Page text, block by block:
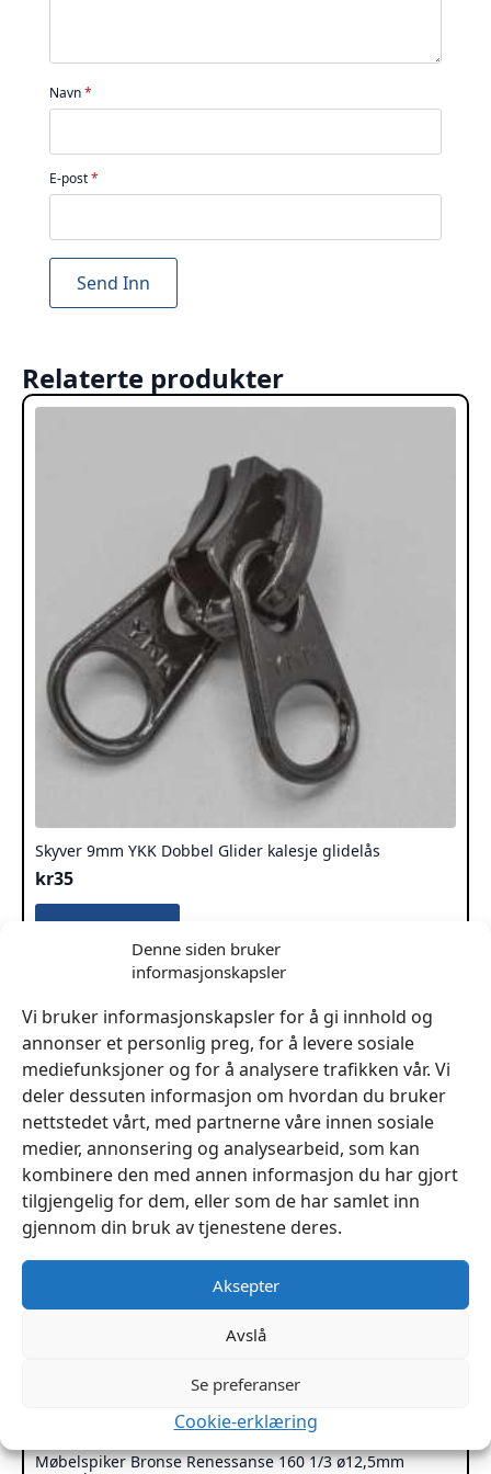
Denne siden bruker
informasjonskapsler
Vi bruker informasjonskapsler for å gi innhold og
annonser et personlig preg, for å levere sosiale
mediefunksjoner og for å analysere trafikken vår. Vi
deler dessuten informasjon om hvordan du bruker
nettstedet vårt, med partnerne våre innen sosiale
medier, annonsering og analysearbeid, som kan
kombinere den med annen informasjon du har gjort
tilgjengelig for dem, eller som de har samlet inn
gjennom din bruk av tjenestene deres.
Aksepter
Avslå
Se preferanser
Cookie-erklæring
Navn*
E-post*
Relaterte produkter
Skyver 9mm YKK Dobbel Glider kalesje glidelås
kr35
Velg Alternativ
varianter.
Alternativene
kan
velges
på
produktsiden
Møbelspiker Bronse Renessanse 160 1/3 ø12,5mm